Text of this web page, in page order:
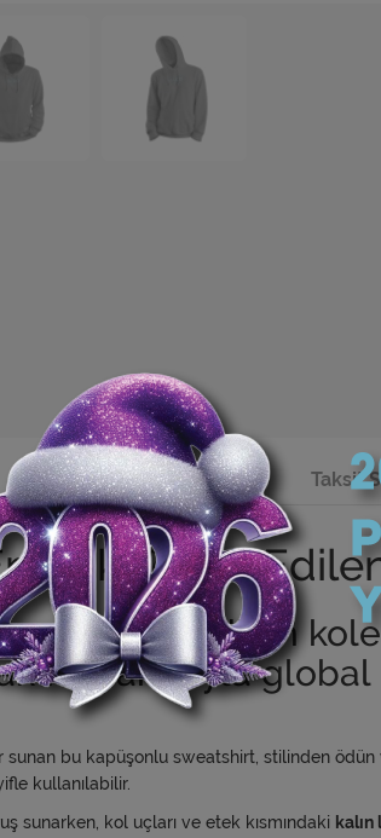
Ürün Bilgisi Taksit
Çok Tercih
çok tercih edilen
tasarımıyla
bu kapüşonlu sweatshirt, stilinden
kullanılabilir.
sunarken, kol uçları ve etek kısmındaki